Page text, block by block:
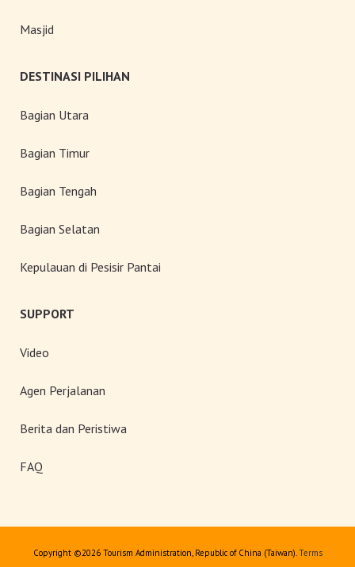
Masjid
DESTINASI PILIHAN
Bagian Utara
Bagian Timur
Bagian Tengah
Bagian Selatan
Kepulauan di Pesisir Pantai
SUPPORT
Video
Agen Perjalanan
Berita dan Peristiwa
FAQ
Copyright ©2026 Tourism Administration, Republic of China (Taiwan). Terms